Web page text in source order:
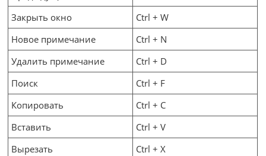
Закрыть окно
Ctrl + W
Новое примечание
Ctrl + N
Удалить примечание
Ctrl + D
Поиск
Ctrl + F
Копировать
Ctrl + C
Вставить
Ctrl + V
Вырезать
Ctrl + X